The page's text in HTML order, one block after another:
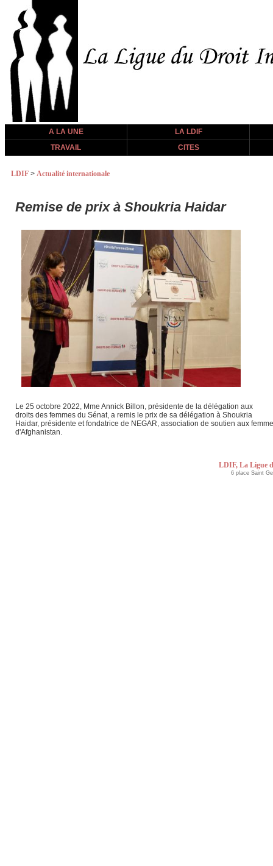
A LA UNE
LA LDIF
TRAVAIL
CITES
LDIF > Actualité internationale
Remise de prix à Shoukria Haidar
Le 25 octobre 2022, Mme Annick Billon, présidente de la délégation aux
droits des femmes du Sénat, a remis le prix de sa délégation à Shoukria
Haidar, présidente et fondatrice de NEGAR, association de soutien aux
d'Afghanistan.
LDIF, La Ligue
6 place Saint